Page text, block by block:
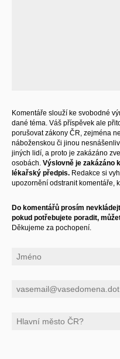
Komentáře slouží ke svobodné
dané téma. Váš příspěvek ale
porušovat zákony ČR, zejména
náboženskou či jinou
jiných lidí, a proto je zakázáno
osobách. Výslovně je zakázáno
lékařský předpis. Redakce si
upozornění odstranit komentáře,
Do komentářů prosím
pokud potřebujete poradit,
Děkujeme za pochopení.